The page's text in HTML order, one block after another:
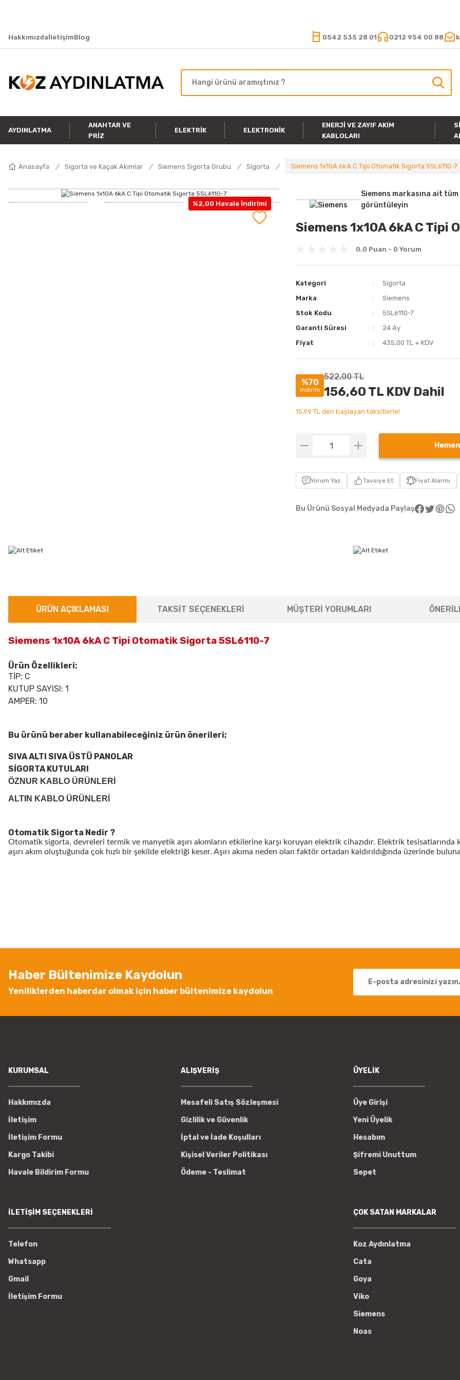
HakkımızdaİletişimBlog 0542 535 28 01 0212 954 00 88
AYDINLATMA
ANAHTAR VE
PRIZ
ELEKTRIK ELEKTRONIK
ENERJI VE ZAYIF AKIM
KABLOLARI
Anasayfa Sigorta ve Kaçak Akımlar Siemens Sigorta Grubu Sigorta Siemens 1x10A 6kA C Tipi Otomatik Sigorta 5SL6110-7
%2,00 Havale İndirimi
Siemens markasına ait
görüntüleyin
Siemens 1x10A 6kA C
0.0 Puan - 0 Yorum
Kategori
Sigorta
Marka
Siemens
Stok Kodu
5SL6110-7
Garanti Süresi
24 Ay
Fiyat
435,00 TL + KDV
%70
indirim
522,00 TL
156,60 TL KDV Dahil
15,99 TL den başlayan taksitlerle!
Hemen
Yorum Yaz Tavsiye Et Fiyat Alarmı
Bu Ürünü Sosyal Medyada Paylaş
ÜRÜN AÇIKLAMASI TAKSİT SEÇENEKLERİ MÜŞTERİ YORUMLARI
Siemens 1x10A 6kA C Tipi Otomatik Sigorta 5SL6110-7
Ürün Özellikleri:
TİP: C
KUTUP SAYISI: 1
AMPER: 10
Bu ürünü beraber kullanabileceğiniz ürün önerileri;
SIVA ALTI SIVA ÜSTÜ PANOLAR
SİGORTA KUTULARI
ÖZNUR KABLO ÜRÜNLERİ
ALTIN KABLO ÜRÜNLERİ
Otomatik Sigorta Nedir ?
Otomatik sigorta, devreleri termik ve manyetik aşırı akımların etkilerine karşı koruyan elektrik cihazıdır. Elektrik
aşırı akım oluştuğunda çok hızlı bir şekilde elektriği keser. Aşırı akıma neden olan faktör ortadan kaldırıldığında üzerinde
Ürün bilgilerinde hatalar bulunuyor.
Bu ürüne benzer farklı alternatifler olmalı.
Haber Bültenimize Kaydolun
Yeniliklerden haberdar olmak için haber bültenimize kaydolun
KURUMSAL
Hakkımızda
İletişim
İletişim Formu
Kargo Takibi
Havale Bildirim Formu
ALIŞVERİŞ
Mesafeli Satış Sözleşmesi
Gizlilik ve Güvenlik
İptal ve İade Koşulları
Kişisel Veriler Politikası
Ödeme - Teslimat
ÜYELİK
Üye Girişi
Yeni Üyelik
Hesabım
Şifremi Unuttum
Sepet
İLETİŞİM SEÇENEKLERİ
Telefon
Whatsapp
Gmail
İletişim Formu
ÇOK SATAN MARKALAR
Koz Aydınlatma
Cata
Goya
Viko
Siemens
Noas